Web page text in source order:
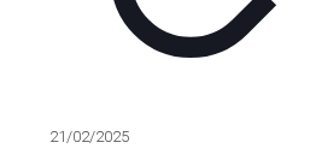
21/02/2025